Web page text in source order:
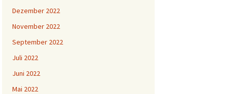
Dezember 2022
November 2022
September 2022
Juli 2022
Juni 2022
Mai 2022